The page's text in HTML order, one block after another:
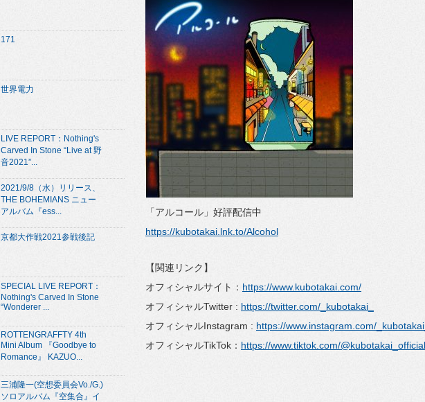
「アルコール」好評配信中
https://kubotakai.lnk.to/Alcohol
【関連リンク】
オフィシャルサイト： https://www.kubotakai.com/
オフィシャルTwitter : https://twitter.com/_kubotakai_
オフィシャルInstagram : https://www.instagram.com/
オフィシャルTikTok： https://www.tiktok.com/@kubotakai_official
171
世界電力
LIVE REPORT：Nothing's
Carved In Stone “Live at 野
音2021”...
2021/9/8（水）リリース、
THE BOHEMIANS ニュー
アルバム『ess...
京都大作戦2021参戦後記
SPECIAL LIVE REPORT：
Nothing's Carved In Stone
“Wonderer ...
ROTTENGRAFFTY 4th
Mini Album 『Goodbye to
Romance』 KAZUO...
三浦隆一(空想委員会Vo./G.)
ソロアルバム『空集合』イ